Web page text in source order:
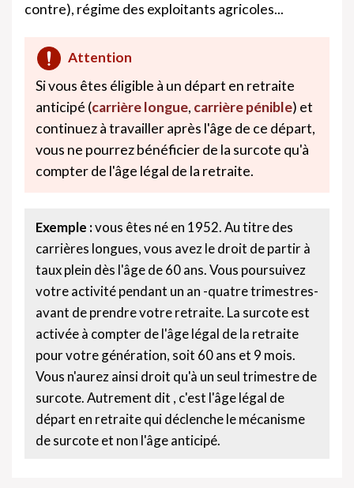
contre), régime des exploitants agricoles...
Attention
Si vous êtes éligible à un départ en retraite
anticipé (carrière longue, carrière pénible) et
continuez à travailler après l'âge de ce départ,
vous ne pourrez bénéficier de la surcote qu'à
compter de l'âge légal de la retraite.
Exemple :vous êtes né en 1952. Au titre des
carrières longues, vous avez le droit de partir à
taux plein dès l'âge de 60 ans. Vous poursuivez
votre activité pendant un an -quatre trimestres-
avant de prendre votre retraite. La surcote est
activée à compter de l'âge légal de la retraite
pour votre génération, soit 60 ans et 9 mois.
Vous n'aurez ainsi droit qu'à un seul trimestre de
surcote. Autrement dit , c'est l'âge légal de
départ en retraite qui déclenche le mécanisme
de surcote et non l'âge anticipé.